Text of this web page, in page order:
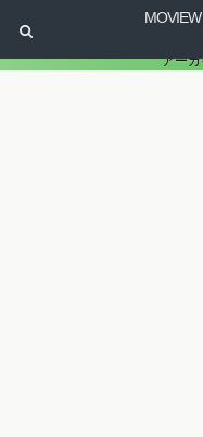
アー